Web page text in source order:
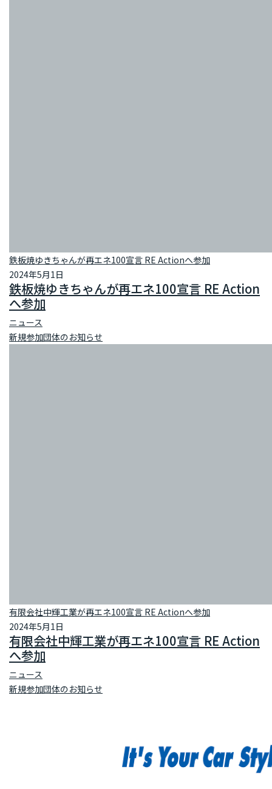
鉄板焼ゆきちゃんが再エネ100宣言 RE Actionへ参加
2024年5月1日
鉄板焼ゆきちゃんが再エネ100宣言 RE Action
へ参加
ニュース
新規参加団体のお知らせ
有限会社中輝工業が再エネ100宣言 RE Actionへ参加
2024年5月1日
有限会社中輝工業が再エネ100宣言 RE Action
へ参加
ニュース
新規参加団体のお知らせ